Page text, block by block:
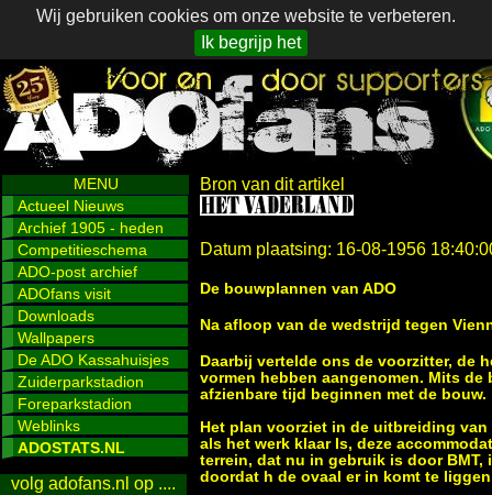
Wij gebruiken cookies om onze website te verbeteren.
Ik begrijp het
MENU
Actueel Nieuws
Archief 1905 - heden
Competitieschema
ADO-post archief
ADOfans visit
Downloads
Wallpapers
De ADO Kassahuisjes
Zuiderparkstadion
Foreparkstadion
Weblinks
ADOSTATS.NL
volg adofans.nl op ....
Bron van dit artikel
Datum plaatsing: 16-08-1956
De bouwplannen van ADO
Na afloop van de wedstrijd tegen
Daarbij vertelde ons de voorzitter, de
vormen hebben aangenomen. Mits
afzienbare tijd beginnen met de bouw.
Het plan voorziet in de uitbreiding
als het werk klaar Is, deze
terrein, dat nu in gebruik is door BMT,
doordat h de ovaal er in komt te